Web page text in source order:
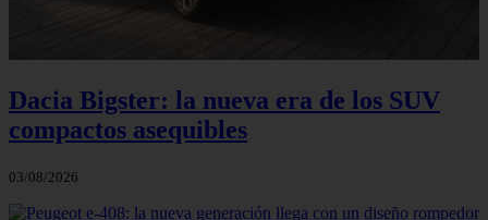
Dacia Bigster: la nueva era de los SUV
compactos asequibles
03/08/2026